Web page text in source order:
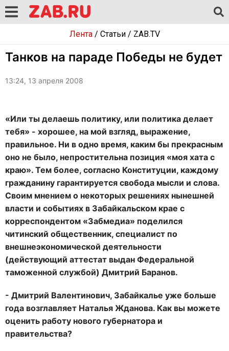
Лента/ Статьи/ ZAB.TV
Танков на параде Победы не будет
13:24, 13 апреля 2008
«Или ты делаешь политику, или политика делает
тебя» - хорошее, на мой взгляд, выражение,
правильное. Ни в одно время, каким бы прекрасным
оно не было, непростительна позиция «моя хата с
краю». Тем более, согласно Конституции, каждому
гражданину гарантируется свобода мысли и слова.
Своим мнением о некоторых решениях нынешней
власти и событиях в Забайкальском крае с
корреспондентом «Забмедиа» поделился
читинский общественник, специалист по
внешнеэкономической деятельности
(действующий аттестат выдан Федеральной
таможенной службой) Дмитрий Баранов.
- Дмитрий Валентинович, Забайкалье уже больше
года возглавляет Наталья Жданова. Как вы можете
оценить работу нового губернатора и
правительства?